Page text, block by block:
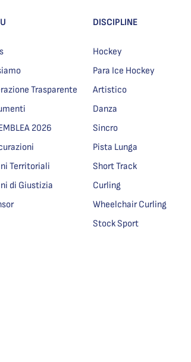
Trasparente
2026
Territoriali
di Giustizia
DISCIPLINE
Hockey
Para Ice Hockey
Artistico
Danza
Sincro
Pista Lunga
Short Track
Curling
Wheelchair Curling
Stock Sport